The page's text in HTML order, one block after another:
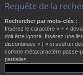
s
Requête de la
Rechercher par mots-clés :
Insérez le caractère « + »
doit être ignoré. Insérez une
discontinues « | » si seul un
comme métacaractère passe-
partielles.